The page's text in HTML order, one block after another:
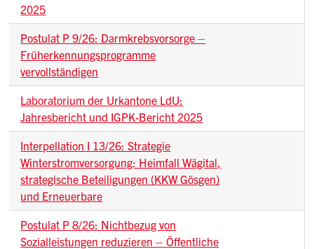
2025
Postulat P 9/26: Darmkrebsvorsorge –
Früherkennungsprogramme
vervollständigen
Laboratorium der Urkantone LdU:
Jahresbericht und IGPK-Bericht 2025
Interpellation I 13/26: Strategie
Winterstromversorgung: Heimfall Wägital,
strategische Beteiligungen (KKW Gösgen)
und Erneuerbare
Postulat P 8/26: Nichtbezug von
Sozialleistungen reduzieren – Öffentliche